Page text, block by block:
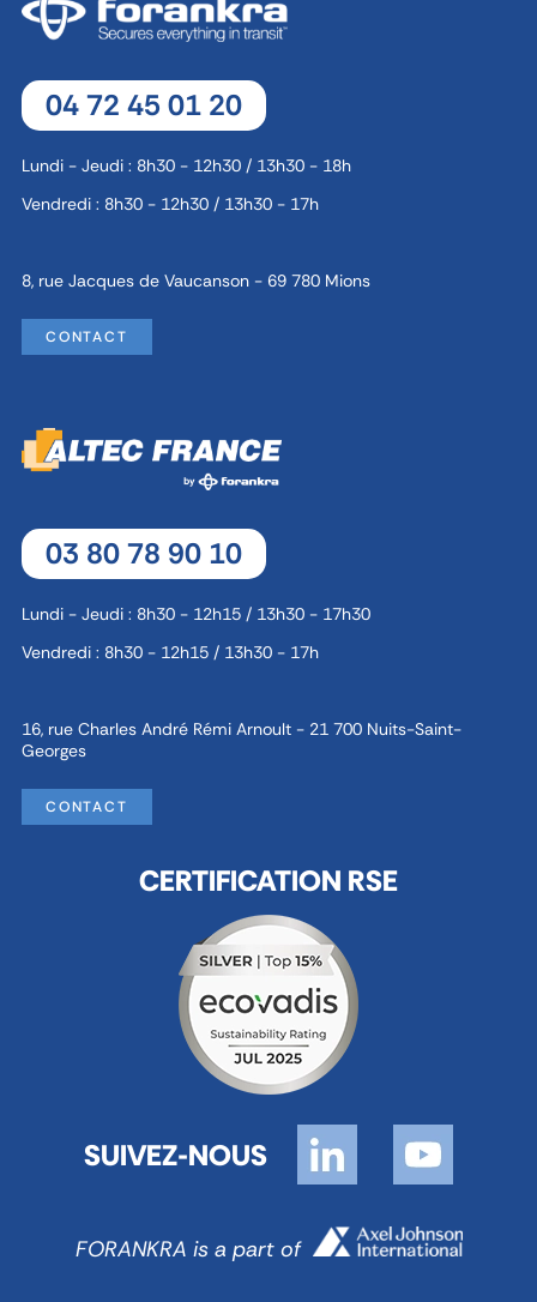
04 72 45 01 20
Lundi - Jeudi : 8h30 - 12h30 / 13h30 - 18h
Vendredi : 8h30 - 12h30 / 13h30 - 17h
8, rue Jacques de Vaucanson - 69 780 Mions
CONTACT
03 80 78 90 10
Lundi - Jeudi : 8h30 - 12h15 / 13h30 - 17h30
Vendredi : 8h30 - 12h15 / 13h30 - 17h
16, rue Charles André Rémi Arnoult - 21 700 Nuits-Saint-
Georges
CONTACT
CERTIFICATION RSE
SUIVEZ-NOUS
FORANKRA is a part of